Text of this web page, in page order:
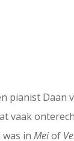
pianist Daan
vaak
was inMeiof